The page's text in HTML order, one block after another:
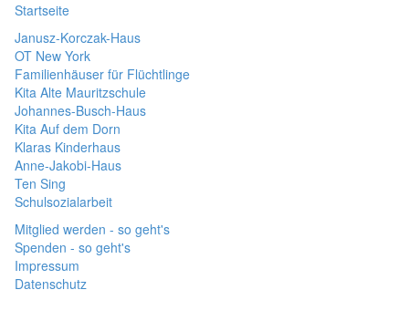
Startseite
Janusz-Korczak-Haus
OT New York
Familienhäuser für Flüchtlinge
Kita Alte Mauritzschule
Johannes-Busch-Haus
Kita Auf dem Dorn
Klaras Kinderhaus
Anne-Jakobi-Haus
Ten Sing
Schulsozialarbeit
Mitglied werden - so geht's
Spenden - so geht's
Impressum
Datenschutz